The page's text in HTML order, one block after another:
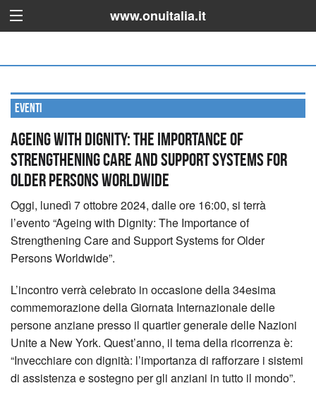
www.onuitalia.it
Eventi
Ageing with Dignity: The Importance of
Strengthening Care and Support Systems for
Older Persons Worldwide
Oggi, lunedì 7 ottobre 2024, dalle ore 16:00, si terrà
l’evento “Ageing with Dignity: The Importance of
Strengthening Care and Support Systems for Older
Persons Worldwide”.
L’incontro verrà celebrato in occasione della 34esima
commemorazione della Giornata Internazionale delle
persone anziane presso il quartier generale delle Nazioni
Unite a New York. Quest’anno, il tema della ricorrenza è:
“Invecchiare con dignità: l’importanza di rafforzare i sistemi
di assistenza e sostegno per gli anziani in tutto il mondo”.